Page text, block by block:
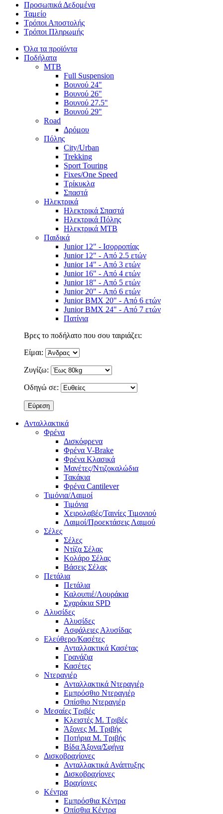
Προσωπικά Δεδομένα
Ταμείο
Τρόποι Αποστολής
Τρόποι Πληρωμής
Όλα τα προϊόντα
Ποδήλατα
MTB
Full Suspension
Βουνού 24"
Βουνού 26"
Βουνού 27.5"
Βουνού 29"
Road
Δρόμου
Πόλης
City/Urban
Trekking
Sport Touring
Fixes/One Speed
Τρίκυκλα
Σπαστά
Ηλεκτρικά
Ηλεκτρικά Σπαστά
Ηλεκτρικά Πόλης
Ηλεκτρικά MTB
Παιδικά
Junior 12" - Ισορροπίας
Junior 12" - Από 2.5 ετών
Junior 14" - Από 3 ετών
Junior 16" - Από 4 ετών
Junior 18" - Από 5 ετών
Junior 20" - Από 6 ετών
Junior BMX 20" - Από 6 ετών
Junior BMX 24" - Από 7 ετών
Πατίνια
Βρες το ποδήλατο που σου ταιριάζει:
Είμαι:
Ζυγίζω:
Οδηγώ σε:
Ανταλλακτικά
Φρένα
Δισκόφρενα
Φρένα V-Brake
Φρένα Κλασικά
Μανέτες/Ντιζοκαλώδια
Τακάκια
Φρένα Cantilever
Τιμόνια/Λαιμοί
Τιμόνια
Χειρολαβές/Ταινίες Τιμονιού
Λαιμοί/Προεκτάσεις Λαιμού
Σέλες
Σέλες
Ντίζα Σέλας
Κολάρο Σέλας
Βάσεις Σέλας
Πετάλια
Πετάλια
Καλουπιέ/Λουράκια
Σχαράκια SPD
Αλυσίδες
Αλυσίδες
Ασφάλειες Αλυσίδας
Ελεύθερο/Κασέτες
Ανταλλακτικά Κασέτας
Γρανάζια
Κασέτες
Ντεραγιέρ
Ανταλλακτικά Ντεραγιέρ
Εμπρόσθιο Ντεραγιέρ
Οπίσθιο Ντεραγιέρ
Μεσαίες Τριβές
Κλειστές Μ. Τριβές
Άξονες Μ. Τριβής
Ποτήρια Μ. Τριβής
Βίδα Άξονα/Σφήνα
Δισκοβραχίονες
Ανταλλακτικά Ανάπτυξης
Δισκοβραχίονες
Βραχίονες
Κέντρα
Εμπρόσθια Κέντρα
Οπίσθια Κέντρα